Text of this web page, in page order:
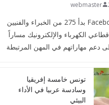
webmaster
FacebookTweetPin بدأ 275 من الخبراء والفنيين
الكهرباء والإلكترونيك مساراً
دعم مهاراتهم في المهن المرتبطة
تونس خامسة إفريقيا
وسادسة عربيا في الأداء
البيئي